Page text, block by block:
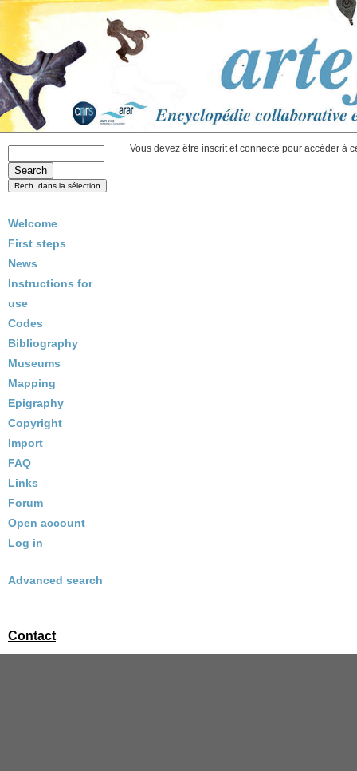
Welcome
First steps
News
Instructions for
use
Codes
Bibliography
Museums
Mapping
Epigraphy
Copyright
Import
FAQ
Links
Forum
Open account
Log in
Advanced search
Contact
Vous devez être inscrit et connecté pour accéder à